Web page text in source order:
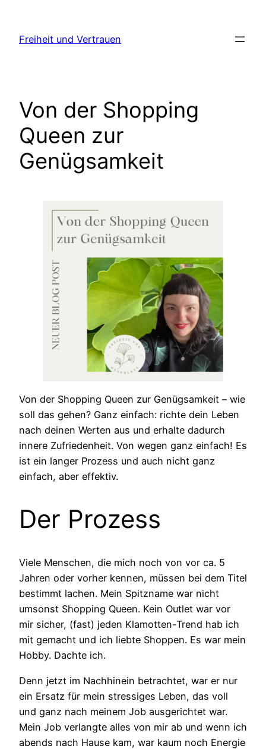
springen
Freiheit und Vertrauen
Von der Shopping
Queen zur
Genügsamkeit
Von der Shopping Queen zur Genügsamkeit – wie
soll das gehen? Ganz einfach: richte dein Leben
nach deinen Werten aus und erhalte dadurch
innere Zufriedenheit. Von wegen ganz einfach! Es
ist ein langer Prozess und auch nicht ganz
einfach, aber effektiv.
Der Prozess
Viele Menschen, die mich noch von vor ca. 5
Jahren oder vorher kennen, müssen bei dem Titel
bestimmt lachen. Mein Spitzname war nicht
umsonst Shopping Queen. Kein Outlet war vor
mir sicher, (fast) jeden Klamotten-Trend hab ich
mit gemacht und ich liebte Shoppen. Es war mein
Hobby. Dachte ich.
Denn jetzt im Nachhinein betrachtet, war er nur
ein Ersatz für mein stressiges Leben, das voll
und ganz nach meinem Job ausgerichtet war.
Mein Job verlangte alles von mir ab und wenn ich
abends nach Hause kam, war kaum noch Energie